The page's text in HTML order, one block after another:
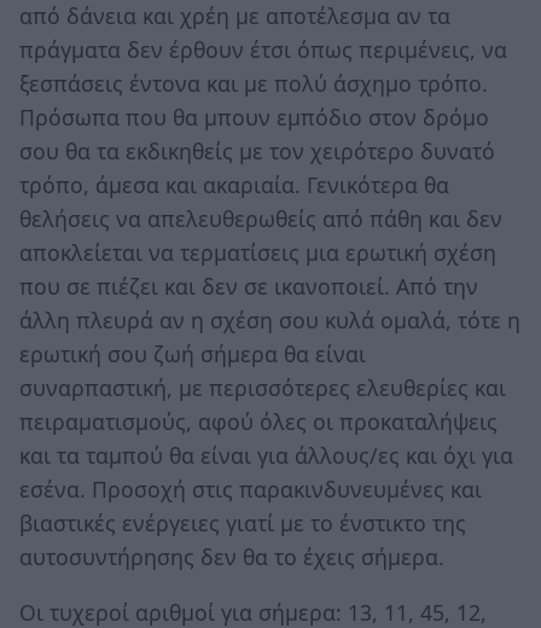
από δάνεια και χρέη με αποτέλεσμα αν τα
πράγματα δεν έρθουν έτσι όπως περιμένεις, να
ξεσπάσεις έντονα και με πολύ άσχημο τρόπο.
Πρόσωπα που θα μπουν εμπόδιο στον δρόμο
σου θα τα εκδικηθείς με τον χειρότερο δυνατό
τρόπο, άμεσα και ακαριαία. Γενικότερα θα
θελήσεις να απελευθερωθείς από πάθη και δεν
αποκλείεται να τερματίσεις μια ερωτική σχέση
που σε πιέζει και δεν σε ικανοποιεί. Από την
άλλη πλευρά αν η σχέση σου κυλά ομαλά, τότε η
ερωτική σου ζωή σήμερα θα είναι
συναρπαστική, με περισσότερες ελευθερίες και
πειραματισμούς, αφού όλες οι προκαταλήψεις
και τα ταμπού θα είναι για άλλους/ες και όχι για
εσένα. Προσοχή στις παρακινδυνευμένες και
βιαστικές ενέργειες γιατί με το ένστικτο της
αυτοσυντήρησης δεν θα το έχεις σήμερα.
Οι τυχεροί αριθμοί για σήμερα: 13, 11, 45, 12,